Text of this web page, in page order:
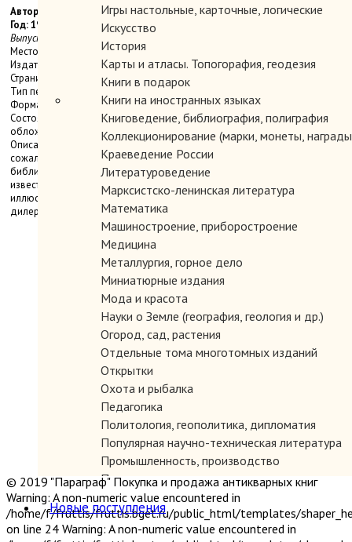
Игры настольные, карточные, логические
Искусство
История
Карты и атласы. Топогорафия, геодезия
Книги в подарок
Книги на иностранных языках
Книговедение, библиография, полиграфия
Коллекционирование (марки, монеты,
Краеведение России
Литературоведение
Марксистско-ленинская литература
Математика
Машиностроение, приборостроение
Медицина
Металлургия, горное дело
Миниатюрные издания
Мода и красота
Науки о Земле (география, геология и др.)
Огород, сад, растения
Отдельные тома многотомных изданий
Открытки
Охота и рыбалка
Педагогика
Политология, геополитика, дипломатия
Популярная научно-техническая литература
Промышленность, производство
Психология
Путешествия. Географические открытия
Религия
Сатира и юмор
Новые поступления
Автор: Вольценбург О.Э.
Год: 1923
Выпуск 1-й. Общая теория искусства.Выпуск 2-й. Общая история искусств.
Место издания: Пб.
Издательство: `Книжный угол`
Страниц: 188 с.
Тип переплета: Мягкий
Формат книги: Стандартный
Состояние: Удовлетворительное-слабохорошее. Оторвана передняя
обложка, надорван корешок, легкое загрязнение, прметки ручкй.
Описание: Лучшая до сего времени библиография по теме искусства. К
сожалению, вышло всего два выпуска. Например, только из этой
библиографии можно выяснить тиражи Вермана, Грабаря и других
известных монографий. Подробно указано количество всех
иллюстраций и т.п. Незаменимая книга для всех коллекционеров и
дилеров книжного антиквариата.
© 2019 "Параграф" Покупка и продажа антикварных книг
Warning: A non-numeric value encountered in
/home/f/fruttis/fruttis.bget.ru/public_html/templates/
on line 24 Warning: A non-numeric value encountered in